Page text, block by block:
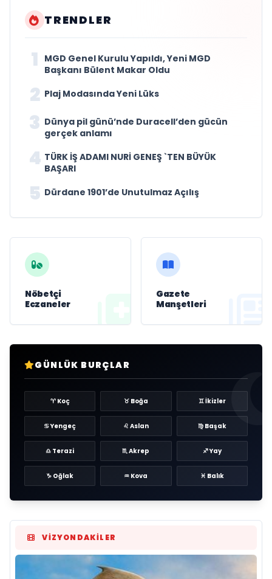
TRENDLER
1
MGD Genel Kurulu Yapıldı, Yeni MGD
Başkanı Bülent Makar Oldu
2 Plaj Modasında Yeni Lüks
3 Dünya pil günü’nde Duracell’den gücün
gerçek anlamı
4 TÜRK İŞ ADAMI NURİ GENEŞ `TEN BÜYÜK
BAŞARI
5 Dürdane 1901’de Unutulmaz Açılış
Nöbetçi
Eczaneler
Gazete
Manşetleri
GÜNLÜK BURÇLAR
♈ Koç ♉ Boğa ♊ İkizler
♋ Yengeç ♌ Aslan ♍ Başak
♎ Terazi ♏ Akrep ♐ Yay
♑ Oğlak ♒ Kova ♓ Balık
VIZYONDAKILER